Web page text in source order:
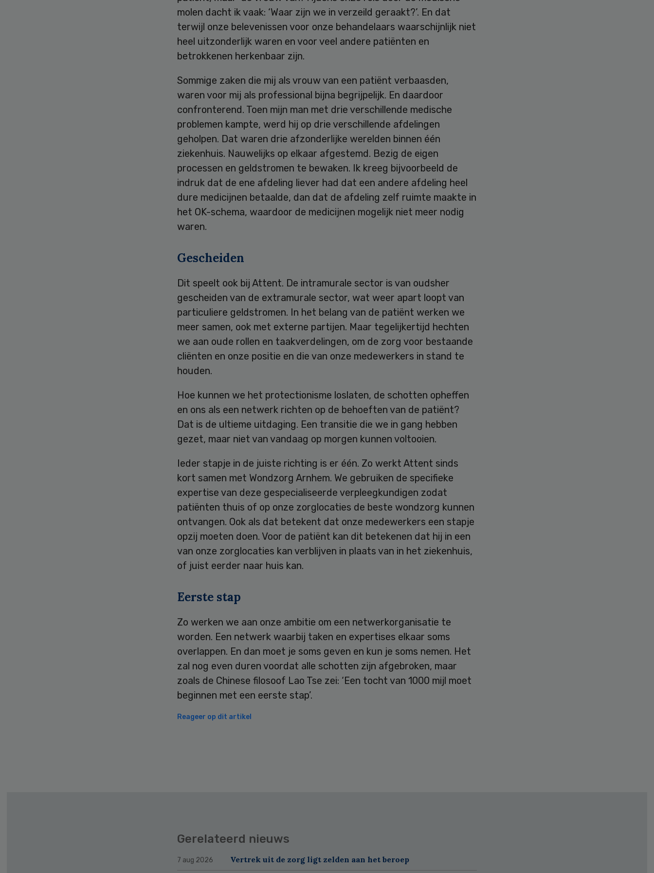
molen dacht ik vaak: ‘Waar zijn we in verzeild geraakt?’. En dat
terwijl onze belevenissen voor onze behandelaars waarschijnlijk niet
heel uitzonderlijk waren en voor veel andere patiënten en
betrokkenen herkenbaar zijn.
Sommige zaken die mij als vrouw van een patiënt verbaasden,
waren voor mij als professional bijna begrijpelijk. En daardoor
confronterend. Toen mijn man met drie verschillende medische
problemen kampte, werd hij op drie verschillende afdelingen
geholpen. Dat waren drie afzonderlijke werelden binnen één
ziekenhuis. Nauwelijks op elkaar afgestemd. Bezig de eigen
processen en geldstromen te bewaken. Ik kreeg bijvoorbeeld de
indruk dat de ene afdeling liever had dat een andere afdeling heel
dure medicijnen betaalde, dan dat de afdeling zelf ruimte maakte in
het OK-schema, waardoor de medicijnen mogelijk niet meer nodig
waren.
Gescheiden
Dit speelt ook bij Attent. De intramurale sector is van oudsher
gescheiden van de extramurale sector, wat weer apart loopt van
particuliere geldstromen. In het belang van de patiënt werken we
meer samen, ook met externe partijen. Maar tegelijkertijd hechten
we aan oude rollen en taakverdelingen, om de zorg voor bestaande
cliënten en onze positie en die van onze medewerkers in stand te
houden.
Hoe kunnen we het protectionisme loslaten, de schotten opheffen
en ons als een netwerk richten op de behoeften van de patiënt?
Dat is de ultieme uitdaging. Een transitie die we in gang hebben
gezet, maar niet van vandaag op morgen kunnen voltooien.
Ieder stapje in de juiste richting is er één. Zo werkt Attent sinds
kort samen met Wondzorg Arnhem. We gebruiken de specifieke
expertise van deze gespecialiseerde verpleegkundigen zodat
patiënten thuis of op onze zorglocaties de beste wondzorg kunnen
ontvangen. Ook als dat betekent dat onze medewerkers een stapje
opzij moeten doen. Voor de patiënt kan dit betekenen dat hij in een
van onze zorglocaties kan verblijven in plaats van in het ziekenhuis,
of juist eerder naar huis kan.
Eerste stap
Zo werken we aan onze ambitie om een netwerkorganisatie te
worden. Een netwerk waarbij taken en expertises elkaar soms
overlappen. En dan moet je soms geven en kun je soms nemen. Het
zal nog even duren voordat alle schotten zijn afgebroken, maar
zoals de Chinese filosoof Lao Tse zei: ‘Een tocht van 1000 mijl moet
beginnen met een eerste stap’.
Reageer op dit artikel
Gerelateerd nieuws
7 aug 2026 Vertrek uit de zorg ligt zelden aan het beroep